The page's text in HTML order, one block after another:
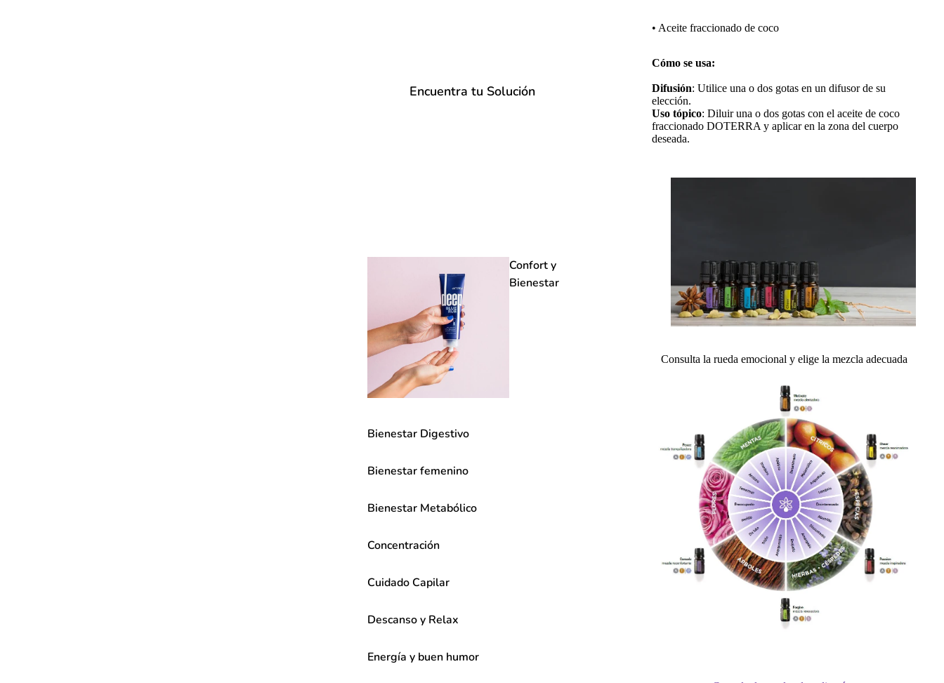
Encuentra tu Solución
Confort y
Bienestar
Bienestar Digestivo
Bienestar femenino
Bienestar Metabólico
Concentración
Cuidado Capilar
Descanso y Relax
Energía y buen humor
• Aceite fraccionado de coco
Cómo se usa:
Difusión: Utilice una o dos gotas en un difusor de su
elección.
Uso tópico: Diluir una o dos gotas con el aceite de coco
fraccionado DOTERRA y aplicar en la zona del cuerpo
deseada.
Consulta la rueda emocional y elige la mezcla adecuada